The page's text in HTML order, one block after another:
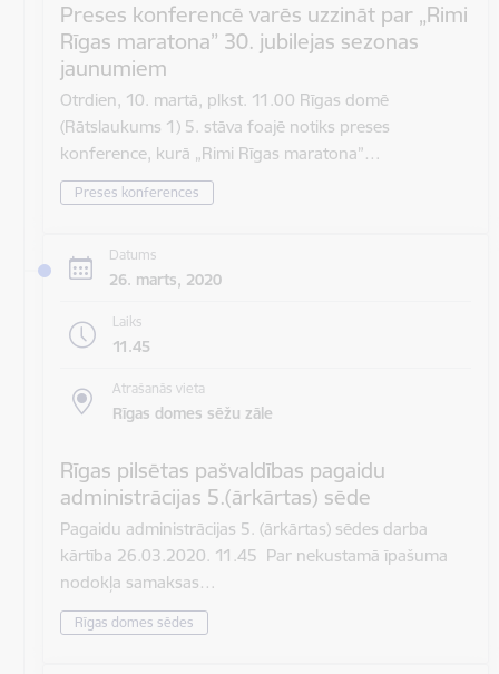
Preses konferencē varēs uzzināt par „Rimi
Rīgas maratona” 30. jubilejas sezonas
jaunumiem
Otrdien, 10. martā, plkst. 11.00 Rīgas domē
(Rātslaukums 1) 5. stāva foajē notiks preses
konference, kurā „Rimi Rīgas maratona”…
Preses konferences
Datums
26. marts, 2020
Laiks
11.45
Atrašanās vieta
Rīgas domes sēžu zāle
Rīgas pilsētas pašvaldības pagaidu
administrācijas 5.(ārkārtas) sēde
Pagaidu administrācijas 5. (ārkārtas) sēdes darba
kārtība 26.03.2020. 11.45 Par nekustamā īpašuma
nodokļa samaksas…
Rīgas domes sēdes